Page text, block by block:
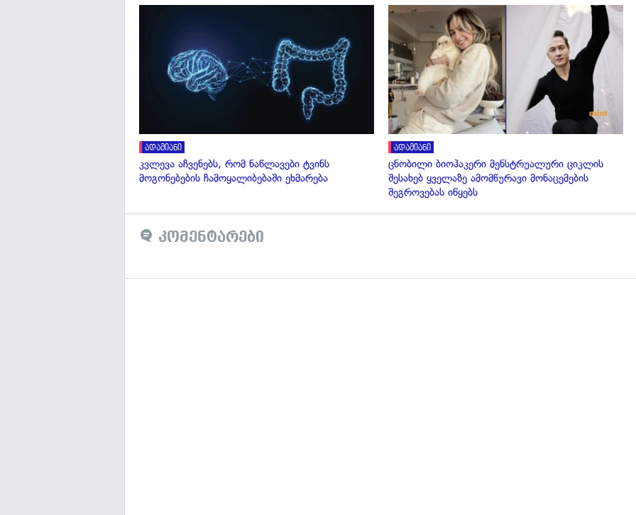
ადამიანი
კვლევა აჩვენებს, რომ ნაწლავები ტვინს
მოგონებების ჩამოყალიბებაში ეხმარება
ადამიანი
ცნობილი ბიოჰაკერი მენსტრუალური ციკლის
შესახებ ყველაზე ამომწურავი მონაცემების
შეგროვებას იწყებს
კომენტარები